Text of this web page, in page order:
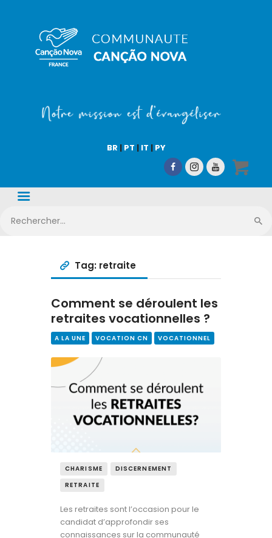
BR | PT | IT | PY
COMMUNAUTÉ CN
Notre mission est d'évangéliser !
Qui sommes-nous
CN Média
Nos activités
Contact
Tag: retraite
Comment se déroulent les
retraites vocationnelles ?
A LA UNE VOCATION CN VOCATIONNEL
CHARISME
DISCERNEMENT
RETRAITE
Les retraites sont l’occasion pour le
candidat d’approfondir ses
connaissances sur la communauté